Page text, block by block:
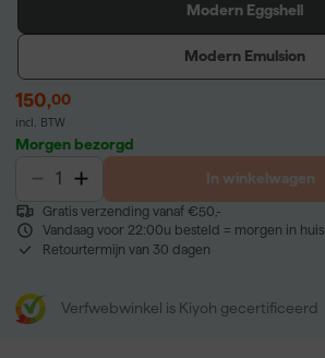
Modern Eggshell
Modern Emulsion
150,00
incl. BTW
Morgen bezorgd
In winkelwagen
Gratis verzending vanaf €50,-
Vandaag voor 22:00u besteld = morgen in huis
Retourtermijn van 30 dagen
Verfwebwinkel is Kiyoh gecertificeerd